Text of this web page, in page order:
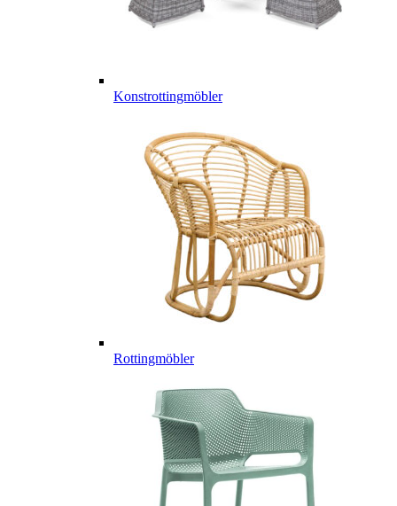
Konstrottingmöbler
Rottingmöbler